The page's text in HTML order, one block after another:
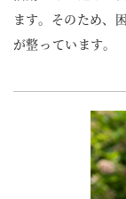
ます。そのため、
が整っています。